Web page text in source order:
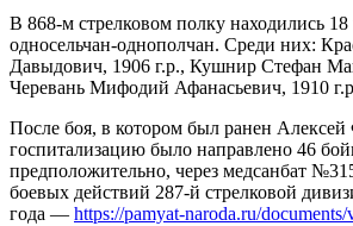
В 868-м стрелковом полку находились 18
односельчан-однополчан. Среди них:
Давыдович, 1906 г.р., Кушнир Стефан
Черевань Мифодий Афанасьевич, 1910
После боя, в котором был ранен
госпитализацию было направлено 46
предположительно, через медсанбат
боевых действий 287-й стрелковой
года — https://pamyat-naroda.ru/